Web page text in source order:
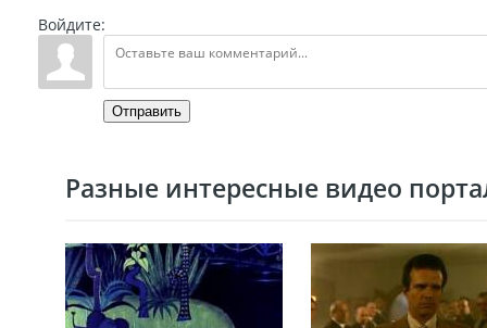
Войдите:
Отправить
Разные интересные видео